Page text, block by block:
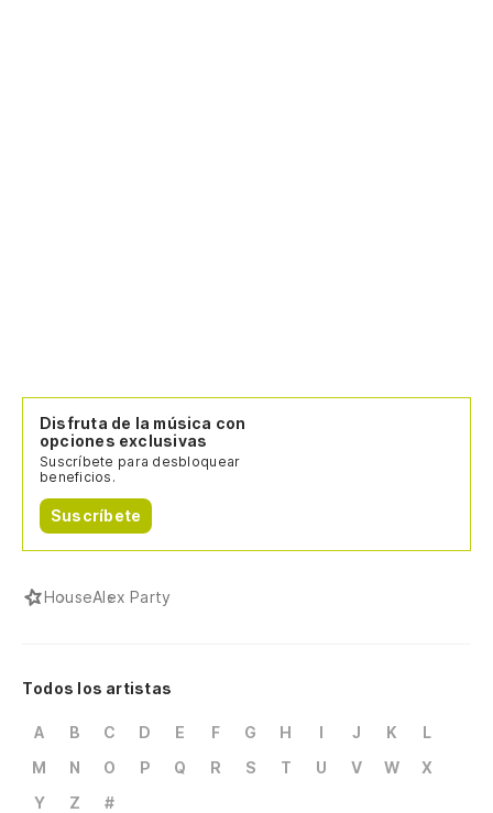
Disfruta de la música con
opciones exclusivas
Suscríbete para desbloquear
beneficios.
Suscríbete
HouseAlex Party
Todos los artistas
A B C D E F G H I J K
L
M
N O P Q R S T U V W
X
Y
Z #